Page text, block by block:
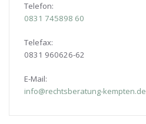
Telefon:
0831 745898 60
Telefax:
0831 960626-62
E-Mail:
info@rechtsberatung-kempten.de